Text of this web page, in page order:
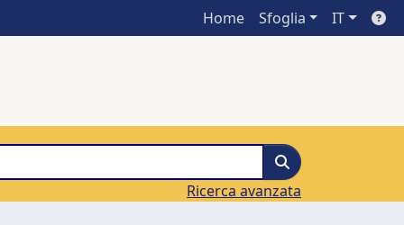
Home Sfoglia IT
Ricerca avanzata